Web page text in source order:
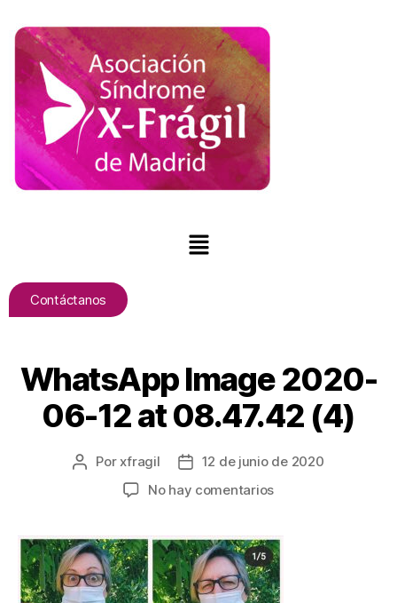
Contáctanos
WhatsApp Image 2020-
06-12 at 08.47.42 (4)
Porxfragil
12 de junio de 2020
No hay comentarios